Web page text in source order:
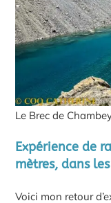
Le Brec de
Expérience de
mètres, dans
Voici mon retour